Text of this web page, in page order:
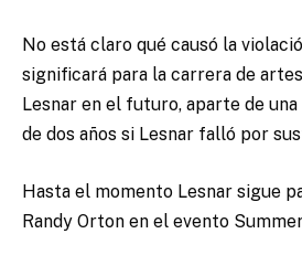
No está claro qué causó la
significará para la carrera de
Lesnar en el futuro, aparte de
de dos años si Lesnar falló por
Hasta el momento Lesnar sigue
Randy Orton en el evento